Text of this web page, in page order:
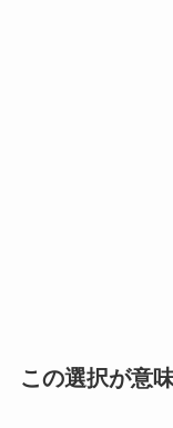
この選択が意